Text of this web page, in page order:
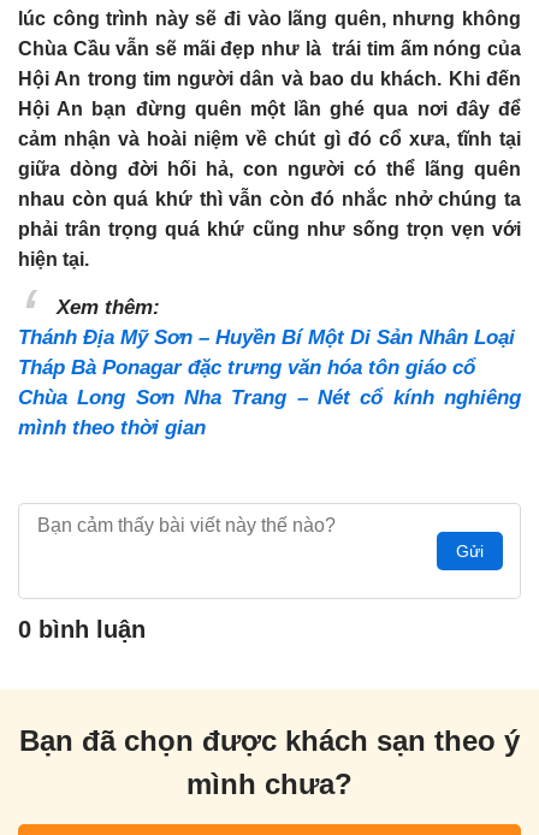
lúc công trình này sẽ đi vào lãng quên, nhưng không
Chùa Cầu vẫn sẽ mãi đẹp như là trái tim ấm nóng của
Hội An trong tim người dân và bao du khách. Khi đến
Hội An bạn đừng quên một lần ghé qua nơi đây để
cảm nhận và hoài niệm về chút gì đó cổ xưa, tĩnh tại
giữa dòng đời hối hả, con người có thể lãng quên
nhau còn quá khứ thì vẫn còn đó nhắc nhở chúng ta
phải trân trọng quá khứ cũng như sống trọn vẹn với
hiện tại.
Xem thêm:
Thánh Địa Mỹ Sơn – Huyền Bí Một Di Sản Nhân Loại
Tháp Bà Ponagar đặc trưng văn hóa tôn giáo cổ
Chùa Long Sơn Nha Trang – Nét cổ kính nghiêng
mình theo thời gian
Gửi
0 bình luận
Bạn đã chọn được khách sạn theo ý
mình chưa?